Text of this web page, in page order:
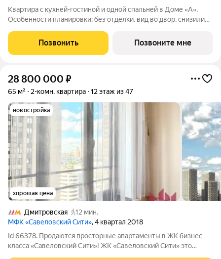
Квартира с кухней-гостиной и одной спальней в Доме «А».
Особенности планировки: без отделки, вид во двор, снизили
застройщика Брусника располагается на границе с ЦАО, рядом
с метро Павелецкая. В
Позвонить Позвоните мне
28 800 000 ₽
65 м² 2-комн. квартира 12 этаж из 47
новостройка
хорошая цена
Дмитровская
12 мин.
МФК «Савеловский Сити», 4 квартал 2018
Id 66378. Продаются просторные апартаменты в ЖК бизнес-
класса «Савеловский Сити»! ЖК «Савеловский Сити» это